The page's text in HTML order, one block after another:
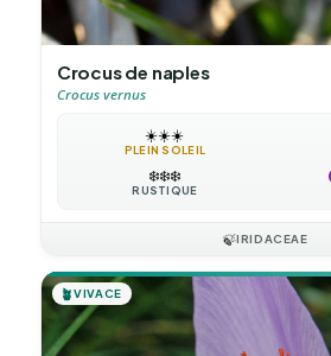
Crocus de naples
Crocus vernus
☀️☀️☀️
PLEIN SOLEIL
❄️❄️❄️
RUSTIQUE
🍃IRIDACEAE
🪴VIVACE